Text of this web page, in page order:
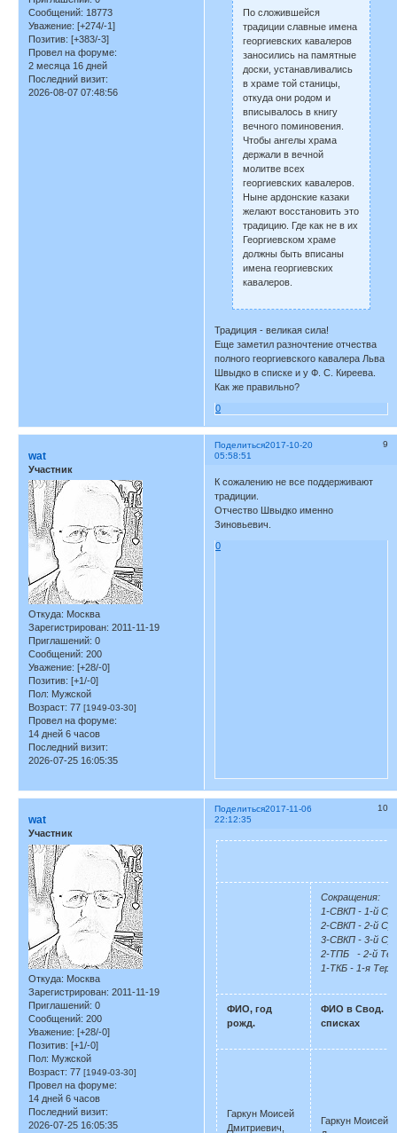
Сообщений: 18773
Уважение: [+274/-1]
Позитив: [+383/-3]
Провел на форуме:
2 месяца 16 дней
Последний визит:
2026-08-07 07:48:56
По сложившейся
традиции славные имена
георгиевских кавалеров
заносились на памятные
доски, устанавливались
в храме той станицы,
откуда они родом и
вписывалось в книгу
вечного поминовения.
Чтобы ангелы храма
держали в вечной
молитве всех
георгиевских кавалеров.
Ныне ардонские казаки
желают восстановить это
традицию. Где как не в их
Георгиевском храме
должны быть вписаны
имена георгиевских
кавалеров.
Традиция - великая сила!
Еще заметил разночтение отчества
полного георгиевского кавалера Льва
Швыдко в списке и у Ф. С. Киреева.
Как же правильно?
0
Поделиться 9
2017-10-20
05:58:51
wat
Участник
Откуда: Москва
Зарегистрирован: 2011-11-19
Приглашений: 0
Сообщений: 200
Уважение: [+28/-0]
Позитив: [+1/-0]
Пол: Мужской
Возраст: 77 [1949-03-30]
Провел на форуме:
14 дней 6 часов
Последний визит:
2026-07-25 16:05:35
К сожалению не все поддерживают
традиции.
Отчество Швыдко именно
Зиновьевич.
0
Поделиться 10
2017-11-06
22:12:35
wat
Участник
Откуда: Москва
Зарегистрирован: 2011-11-19
Приглашений: 0
Сообщений: 200
Уважение: [+28/-0]
Позитив: [+1/-0]
Пол: Мужской
Возраст: 77 [1949-03-30]
Провел на форуме:
14 дней 6 часов
Последний визит:
2026-07-25 16:05:35
Сокращения:
1-СВКП - 1-й
2-СВКП - 2-й
3-СВКП - 3-й
2-ТПБ - 2-й
1-ТКБ - 1-я
ФИО, год
рожд.
ФИО в Свод.
списках
Гаркун Моисей
Дмитриевич,
Гаркун Моисей